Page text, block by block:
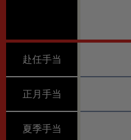
赴任手当
正月手当
夏季手当